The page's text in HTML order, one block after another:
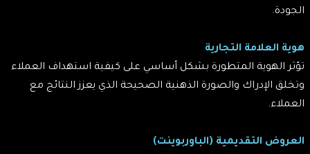
الجودة.
هوية العلامة التجارية
تؤثر الهوية المتطورة بشكل أساسي على كيفية استهداف العملاء
وتخلق الإدراك والصورة الذهنية الصحيحة الذي يعزز النتائج مع
العملاء.
العروض التقديمية (الباوربوينت)